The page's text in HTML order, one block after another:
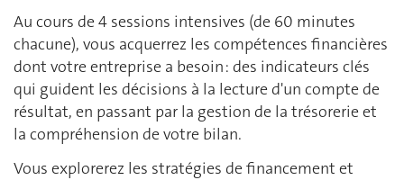
Au cours de 4 sessions intensives (de 60 minutes
chacune), vous acquerrez les compétences financières
dont votre entreprise a besoin : des indicateurs clés
qui guident les décisions à la lecture d'un compte de
résultat, en passant par la gestion de la trésorerie et
la compréhension de votre bilan.
Vous explorerez les stratégies de financement et